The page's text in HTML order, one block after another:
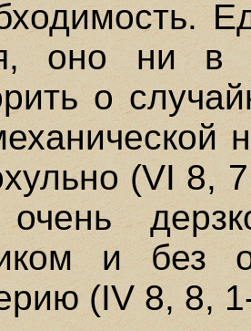
оно ни в
о
(VI 8,
и без
(IV 8, 8,